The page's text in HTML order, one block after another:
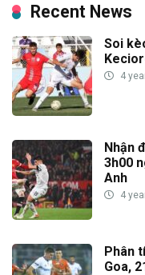
Recent News
Soi
4
Nhận
3h00
Anh
4
Phân
Goa,